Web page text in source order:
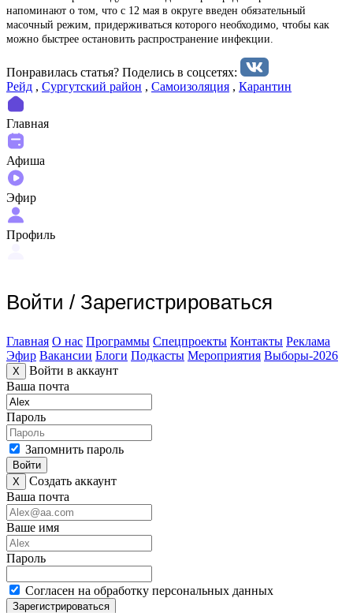
напоминают о том, что с 12 мая в округе введен обязательный
масочный режим, придерживаться которого необходимо, чтобы как
можно быстрее остановить распространение инфекции.
Понравилась статья? Поделиcь в соцсетях:
Рейд , Сургутский район , Самоизоляция , Карантин
Главная
Афиша
Эфир
Профиль
Войти / Зарегистрироваться
Главная О нас Программы Спецпроекты Контакты Реклама
Эфир Вакансии Блоги Подкасты Мероприятия Выборы-2026
X
Войти в аккаунт
Ваша почта
Пароль
Запомнить пароль
Войти
X
Создать аккаунт
Ваша почта
Ваше имя
Пароль
Согласен на обработку персональных данных
Зарегистрироваться